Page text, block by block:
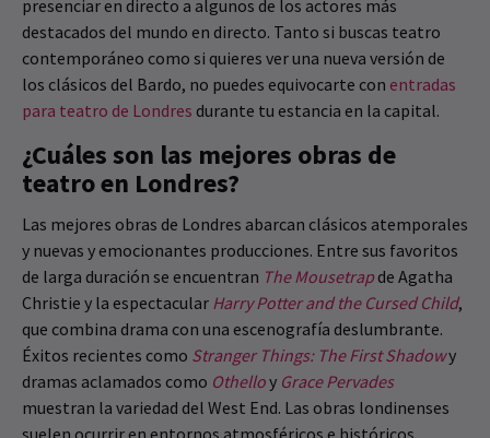
presenciar en directo a algunos de los actores más
destacados del mundo en directo. Tanto si buscas teatro
contemporáneo como si quieres ver una nueva versión de
los clásicos del Bardo, no puedes equivocarte con entradas
para teatro de Londres durante tu estancia en la capital.
¿Cuáles son las mejores obras de
teatro en Londres?
Las mejores obras de Londres abarcan clásicos atemporales
y nuevas y emocionantes producciones. Entre sus favoritos
de larga duración se encuentran The Mousetrapde Agatha
Christie y la espectacular Harry Potter and the Cursed Child,
que combina drama con una escenografía deslumbrante.
Éxitos recientes como Stranger Things: The First Shadowy
dramas aclamados como Othelloy Grace Pervades
muestran la variedad del West End. Las obras londinenses
suelen ocurrir en entornos atmosféricos e históricos,